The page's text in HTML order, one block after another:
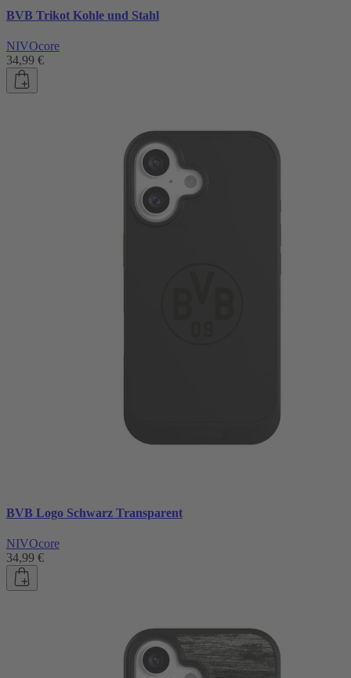
BVB Trikot Kohle und Stahl
NIVOcore
34,99 €
BVB Logo Schwarz Transparent
NIVOcore
34,99 €